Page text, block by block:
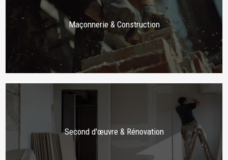
Maçonnerie & Construction
Second d'œuvre & Rénovation